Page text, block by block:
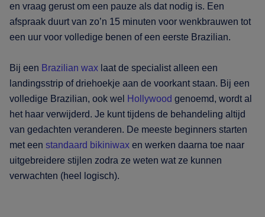
en vraag gerust om een pauze als dat nodig is. Een
afspraak duurt van zo’n 15 minuten voor wenkbrauwen tot
een uur voor volledige benen of een eerste Brazilian.
Bij een Brazilian wax laat de specialist alleen een
landingsstrip of driehoekje aan de voorkant staan. Bij een
volledige Brazilian, ook wel
Hollywood genoemd, wordt al
het haar verwijderd. Je kunt tijdens de behandeling altijd
van gedachten veranderen. De meeste beginners starten
met een standaard bikiniwax en werken daarna toe naar
uitgebreidere stijlen zodra ze weten wat ze kunnen
verwachten (heel logisch).